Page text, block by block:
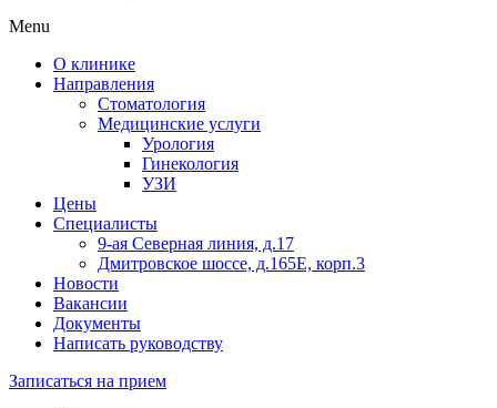
Menu
О клинике
Направления
Стоматология
Медицинские услуги
Урология
Гинекология
УЗИ
Цены
Специалисты
9-ая Северная линия, д.17
Дмитровское шоссе, д.165Е, корп.3
Новости
Вакансии
Документы
Написать руководству
Записаться на прием